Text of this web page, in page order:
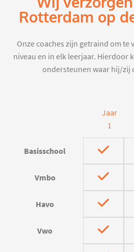
Rotterdam op
Onze coaches zijn getraind om
niveau en in elk leerjaar. Hierdoor
ondersteunen waar hij/zij
Jaar
1
Basisschool
Vmbo
Havo
Vwo